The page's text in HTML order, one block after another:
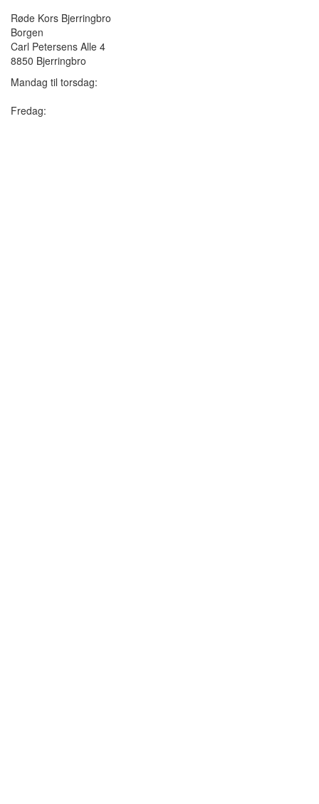
Røde Kors Bjerringbro
Borgen
Carl Petersens Alle 4
8850 Bjerringbro
Mandag til torsdag:
Fredag: